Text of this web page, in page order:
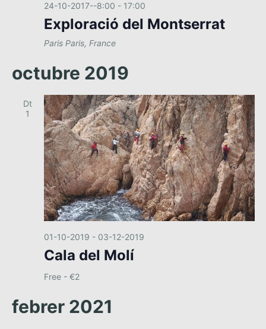
24-10-2017--8:00 - 17:00
Exploració del Montserrat
Paris Paris, France
octubre 2019
Dt
1
01-10-2019 - 03-12-2019
Cala del Molí
Free - €2
febrer 2021